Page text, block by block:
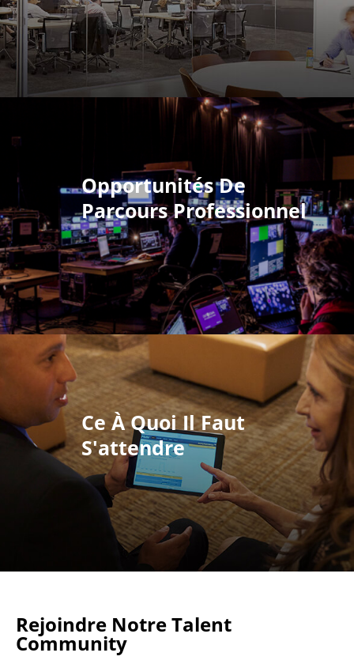
Opportunités De
Parcours Professionnel
Ce À Quoi Il Faut
S'attendre
Rejoindre Notre Talent
Community